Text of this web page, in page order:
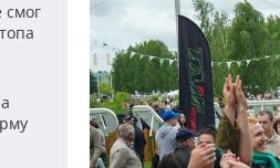
смог